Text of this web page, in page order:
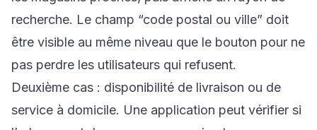
recherche. Le champ “code postal ou ville” doit
être visible au même niveau que le bouton pour ne
pas perdre les utilisateurs qui refusent.
Deuxième cas : disponibilité de livraison ou de
service à domicile. Une application peut vérifier si